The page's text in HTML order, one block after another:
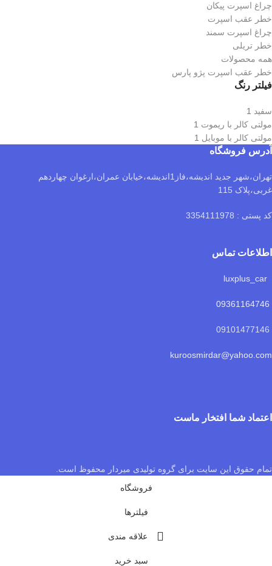
چراغ اسپرت پیکان
خطر عقب اسپرت
چراغ اسپرت سمند
خطر تریلی
همه محصولات
خطر عقب اسپرت پژو پارس
فیلتر رنگ
سفید 1
مولتی کالر با ریموت 1
مولتی کالر با موبایل 1
آدرس فروشگاه
تهران،شهر جدید اندیشه،فاز1اندیشه،خیابان عمران،ارغوان چهاردهم
غربی،پلاک 115
کد پستی : 3354111978
اطلاعات تماس
09361164746
kuroosmirdar@yahoo.com
اعتماد شما افتخار ماست
تمام حقوق این سایت برای گروه تولیدی میردار محفوظ است.
فروشگاه
فیلترها
علاقه مندی
سبد خرید